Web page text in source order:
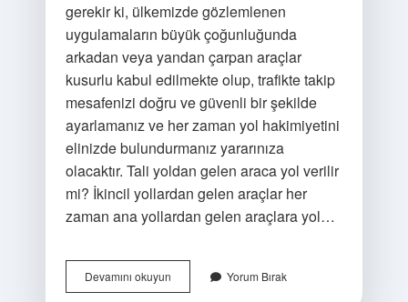
gerekir ki, ülkemizde gözlemlenen
uygulamaların büyük çoğunluğunda
arkadan veya yandan çarpan araçlar
kusurlu kabul edilmekte olup, trafikte takip
mesafenizi doğru ve güvenli bir şekilde
ayarlamanız ve her zaman yol hakimiyetini
elinizde bulundurmanız yararınıza
olacaktır. Tali yoldan gelen araca yol verilir
mi? İkincil yollardan gelen araçlar her
zaman ana yollardan gelen araçlara yol…
Devamını okuyunTali
Yoldan
Yorum Bırak